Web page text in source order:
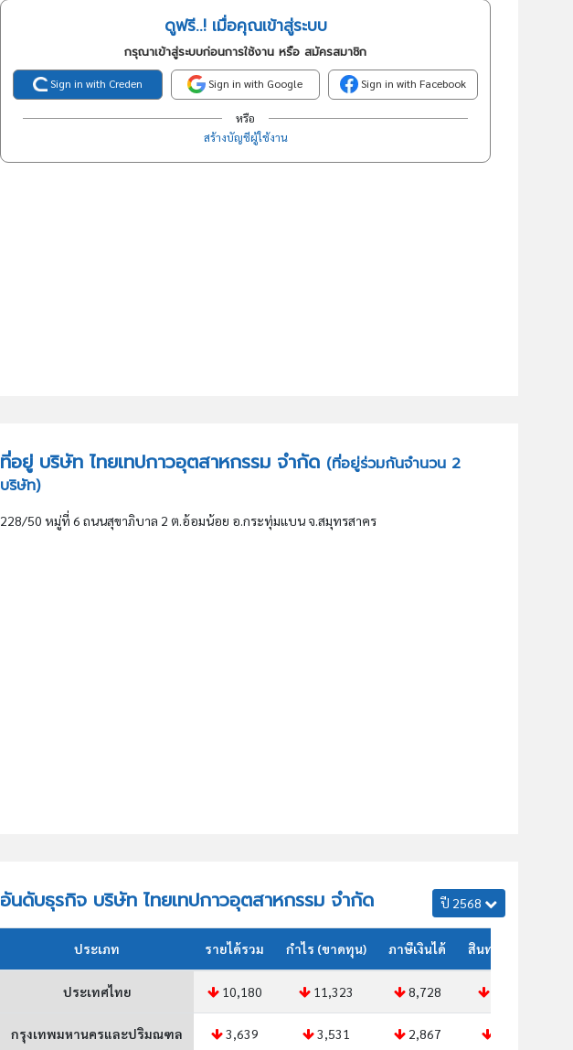
ดูฟรี..! เมื่อคุณเข้าสู่ระบบ
กรุณาเข้าสู่ระบบก่อนการใช้งาน หรือ สมัครสมาชิก
Sign in with Creden Sign in with Google Sign in with Facebook
หรือ
สร้างบัญชีผู้ใช้งาน
ที่อยู่ บริษัท ไทยเทปกาวอุตสาหกรรม จำกัด (ที่อยู่ร่วมกันจำนวน 2
บริษัท)
228/50 หมู่ที่ 6 ถนนสุขาภิบาล 2 ต.อ้อมน้อย อ.กระทุ่มแบน จ.สมุทรสาคร
อันดับธุรกิจ บริษัท ไทยเทปกาวอุตสาหกรรม จำกัด ปี 2568
ประเภท รายได้รวม กำไร (ขาดทุน) ภาษีเงินได้ สินทรัพย์รวม
ประเทศไทย 10,180 11,323 8,728 10,708
กรุงเทพมหานครและปริมณฑล 3,639 3,531 2,867